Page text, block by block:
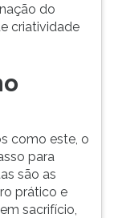
do
criatividade
como este, o
para
são as
prático e
sacrifício,